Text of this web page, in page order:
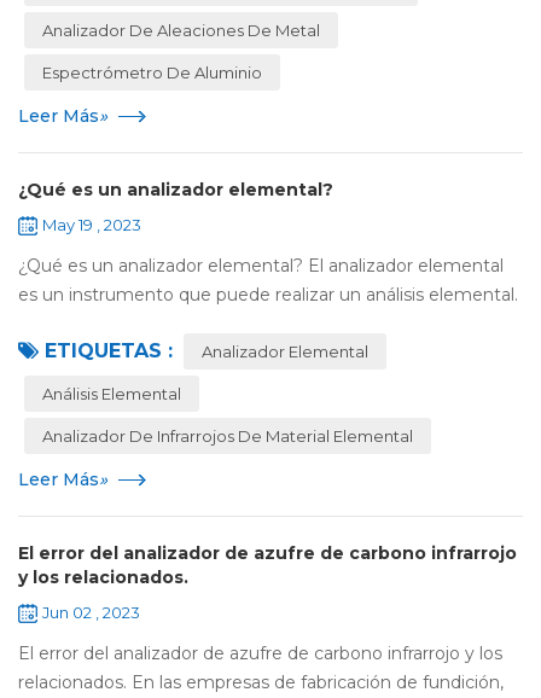
Analizador De Aleaciones De Metal
Espectrómetro De Aluminio
Leer Más»
¿Qué es un analizador elemental?
May 19 , 2023
¿Qué es un analizador elemental? El analizador elemental
es un instrumento que puede realizar un análisis elemental.
analíticos que pueden realiz...
ETIQUETAS : Analizador Elemental
Análisis Elemental
Analizador De Infrarrojos De Material Elemental
Leer Más»
El error del analizador de azufre de carbono infrarrojo
y los relacionados.
Jun 02 , 2023
El error del analizador de azufre de carbono infrarrojo y los
relacionados. En las empresas de fabricación de fundición,